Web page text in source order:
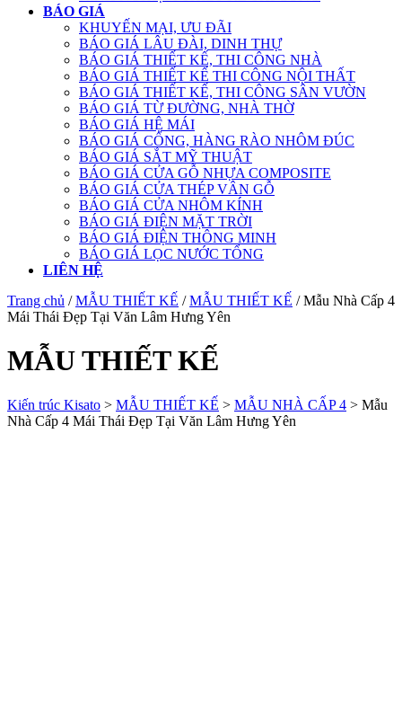
BÁO GIÁ
KHUYẾN MẠI, ƯU ĐÃI
BÁO GIÁ LÂU ĐÀI, DINH THỰ
BÁO GIÁ THIẾT KẾ, THI CÔNG NHÀ
BÁO GIÁ THIẾT KẾ THI CÔNG NỘI THẤT
BÁO GIÁ THIẾT KẾ, THI CÔNG SÂN VƯỜN
BÁO GIÁ TỪ ĐƯỜNG, NHÀ THỜ
BÁO GIÁ HỆ MÁI
BÁO GIÁ CỔNG, HÀNG RÀO NHÔM ĐÚC
BÁO GIÁ SẮT MỸ THUẬT
BÁO GIÁ CỬA GỖ NHỰA COMPOSITE
BÁO GIÁ CỬA THÉP VÂN GỖ
BÁO GIÁ CỬA NHÔM KÍNH
BÁO GIÁ ĐIỆN MẶT TRỜI
BÁO GIÁ ĐIỆN THÔNG MINH
BÁO GIÁ LỌC NƯỚC TỔNG
LIÊN HỆ
Trang chủ /MẪU THIẾT KẾ /MẪU THIẾT KẾ / Mẫu Nhà Cấp 4
Mái Thái Đẹp Tại Văn Lâm Hưng Yên
MẪU THIẾT KẾ
Kiến trúc Kisato > MẪU THIẾT KẾ > MẪU NHÀ CẤP 4 > Mẫu
Nhà Cấp 4 Mái Thái Đẹp Tại Văn Lâm Hưng Yên